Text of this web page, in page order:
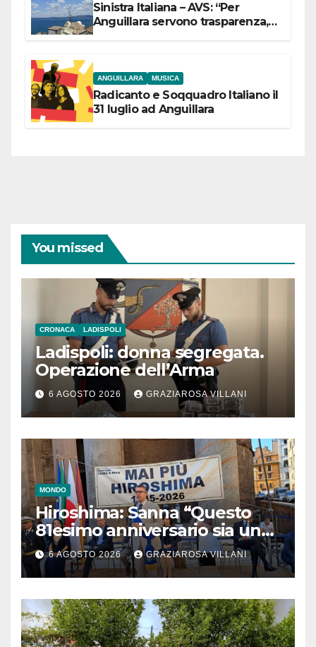
Sinistra Italiana – AVS: “Per
Anguillara servono trasparenza,
ANGUILLARA MUSICA
Radicanto e Soqquadro Italiano il
31 luglio ad Anguillara
You missed
CRONACA LADISPOLI
Ladispoli: donna segregata.
Operazione dell’Arma
6 AGOSTO 2026 GRAZIAROSA VILLANI
MONDO
Hiroshima: Sanna “Questo
81esimo anniversario sia un
monito per tutti”
6 AGOSTO 2026 GRAZIAROSA VILLANI